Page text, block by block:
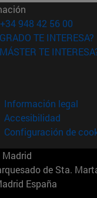
948 42 56 00
TE INTERESA?
TE
Información legal
Accesibilidad
Configuración de
Madrid
de Sta.
España